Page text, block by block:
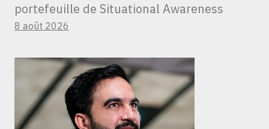
portefeuille de Situational Awareness
8 août 2026